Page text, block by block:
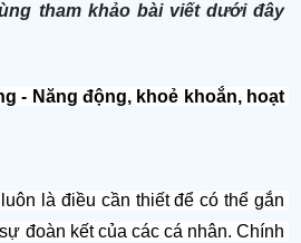
tham khảo bài viết dưới đây
- Năng động, khoẻ khoắn, hoạt
là điều cần thiết để có thể gắn
đoàn kết của các cá nhân. Chính